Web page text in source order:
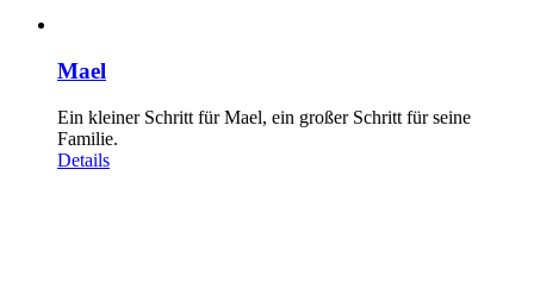
Mael
Ein kleiner Schritt für Mael, ein großer Schritt für seine
Familie.
Details